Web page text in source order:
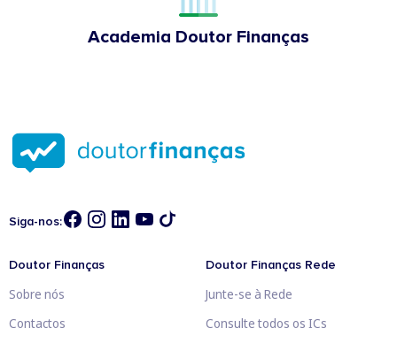
Academia Doutor Finanças
Siga-nos:
Doutor Finanças
Sobre nós
Contactos
Doutor Finanças Rede
Junte-se à Rede
Consulte todos os ICs